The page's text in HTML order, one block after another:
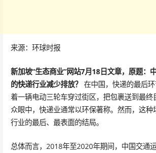
来源：环球时报
新加坡“生态商业”网站7月18日文章，原题：
的快递行业减少排放？ 在中国，快递的最后
着一辆电动三轮车穿过街区，把包裹送到最终
众眼中，快递业通常以环保著称。然而，这种
行业的最后、最表面的结局。
总体而言，2018年至2020年期间，中国交通